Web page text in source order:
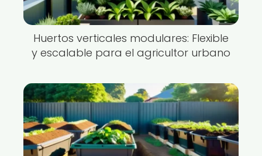
Huertos verticales modulares: Flexible
y escalable para el agricultor urbano